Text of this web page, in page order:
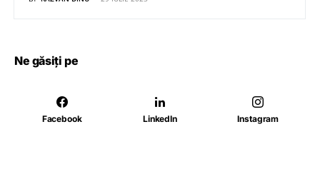
Ne găsiți pe
Facebook LinkedIn Instagram